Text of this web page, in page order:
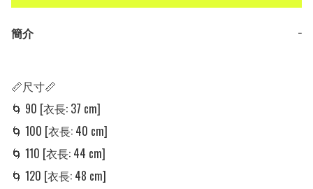
簡介 −
📏尺寸📏
🌀 90 [衣長: 37 cm]
🌀 100 [衣長: 40 cm]
🌀 110 [衣長: 44 cm]
🌀 120 [衣長: 48 cm]